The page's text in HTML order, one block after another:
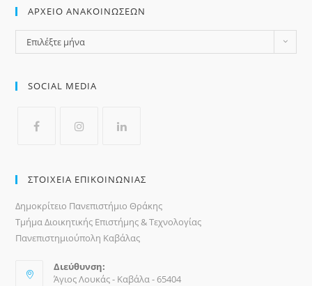
ΑΡΧΕΙΟ ΑΝΑΚΟΙΝΩΣΕΩΝ
Επιλέξτε μήνα
SOCIAL MEDIA
ΣΤΟΙΧΕΙΑ ΕΠΙΚΟΙΝΩΝΙΑΣ
Δημοκρίτειο Πανεπιστήμιο Θράκης
Τμήμα Διοικητικής Επιστήμης & Τεχνολογίας
Πανεπιστημιούπολη Καβάλας
Διεύθυνση:
Άγιος Λουκάς - Καβάλα - 65404